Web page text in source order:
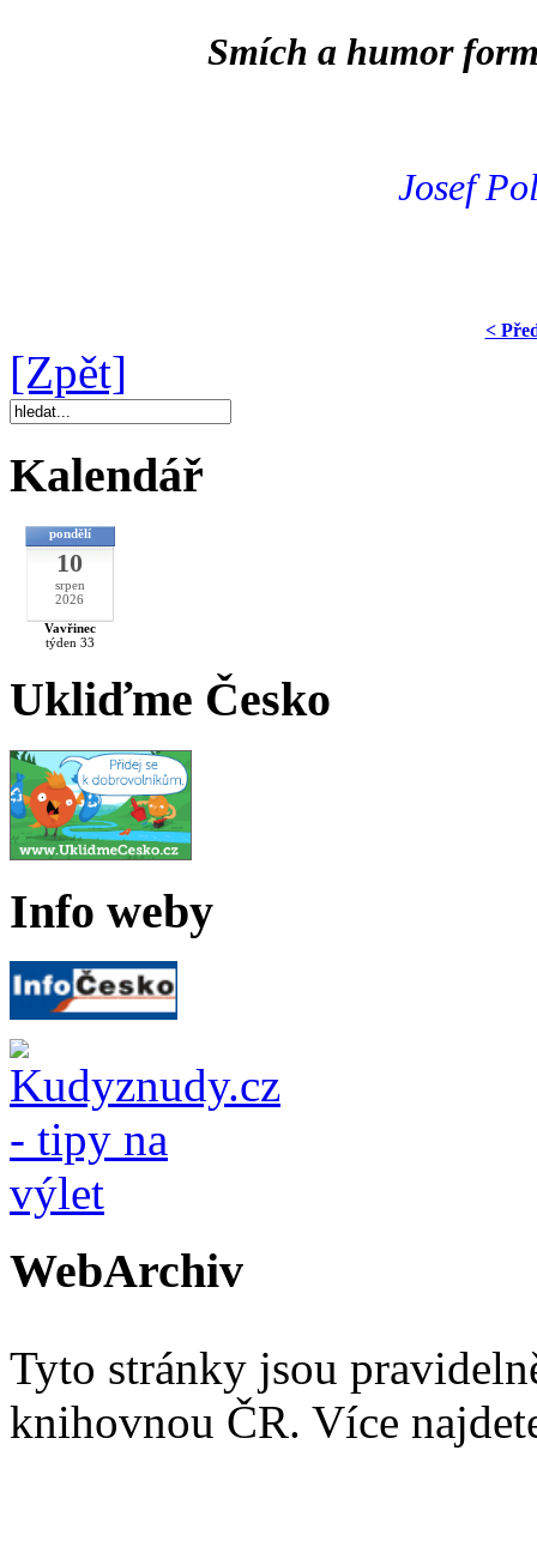
Smích a humor
Josef
<
[Zpět]
Kalendář
pondělí
10
srpen
2026
Vavřinec
týden 33
Ukliďme Česko
Info weby
WebArchiv
Tyto stránky jsou
knihovnou ČR. Více